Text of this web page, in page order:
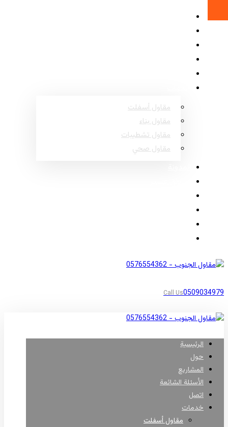
مقاول أسفلت
مقاول بناء
مقاول تشطيبات
مقاول صحي
Call Us0509034979
الرئيسية
حول
المشاريع
الأسئلة الشائعة
اتصل
خدمات
مقاول أسفلت